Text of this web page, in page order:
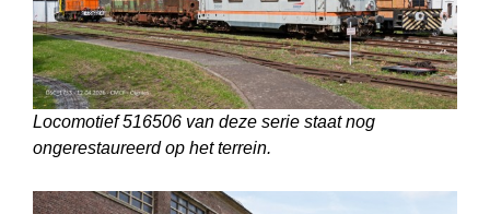
Locomotief 516506 van deze serie staat nog
ongerestaureerd op het terrein.